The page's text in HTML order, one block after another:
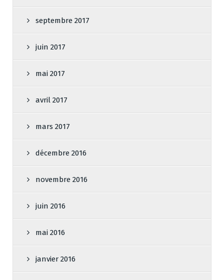
septembre 2017
juin 2017
mai 2017
avril 2017
mars 2017
décembre 2016
novembre 2016
juin 2016
mai 2016
janvier 2016